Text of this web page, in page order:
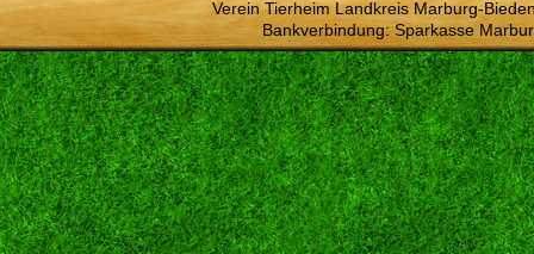
Verein Tierheim Landkreis Marburg-
Bankverbindung: Sparkasse